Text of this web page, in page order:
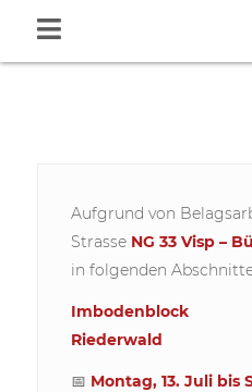
Aufgrund von
Strasse NG 33 Visp –
in folgenden
Imbodenblock
Riederwald
📅 Montag, 13. Juli bis